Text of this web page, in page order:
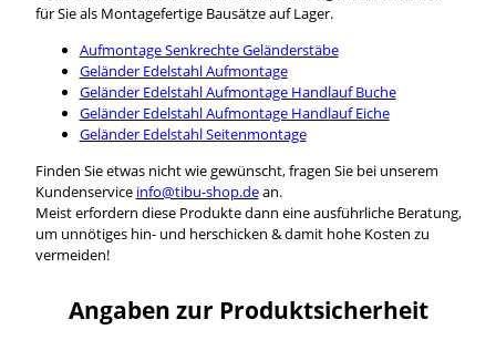
für Sie als Montagefertige Bausätze auf Lager.
Aufmontage Senkrechte Geländerstäbe
Geländer Edelstahl Aufmontage
Geländer Edelstahl Aufmontage Handlauf Buche
Geländer Edelstahl Aufmontage Handlauf Eiche
Geländer Edelstahl Seitenmontage
Finden Sie etwas nicht wie gewünscht, fragen Sie bei unserem
Kundenservice info@tibu-shop.dean.
Meist erfordern diese Produkte dann eine ausführliche Beratung,
um unnötiges hin- und herschicken & damit hohe Kosten zu
vermeiden!
Angaben zur Produktsicherheit